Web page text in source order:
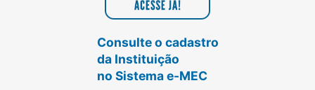
Consulte o cadastro
da Instituição
no Sistema e-MEC